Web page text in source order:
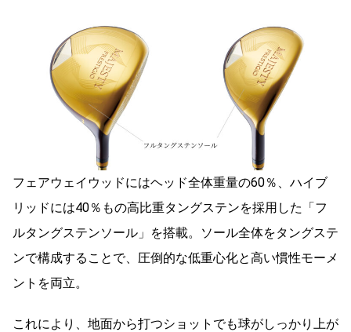
フェアウェイウッドにはヘッド全体重量の60％、ハイブ
リッドには40％もの高比重タングステンを採用した「フ
ルタングステンソール」を搭載。ソール全体をタングステ
ンで構成することで、圧倒的な低重心化と高い慣性モーメ
ントを両立。
これにより、地面から打つショットでも球がしっかり上が